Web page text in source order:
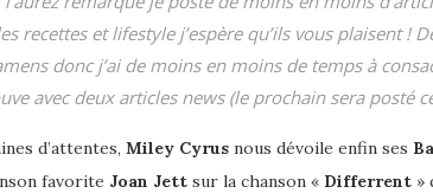
recettes et lifestyle j’espère qu’ils vous plaisent !
donc j’ai de moins en moins de temps à
avec deux articles news (le prochain sera posté
d’attentes, Miley Cyrus nous dévoile enfin ses
favorite Joan Jett sur la chanson « Differrent »